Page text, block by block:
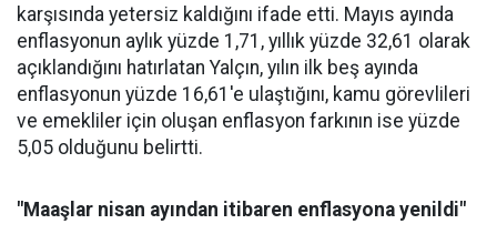
karşısında yetersiz kaldığını ifade etti. Mayıs ayında
enflasyonun aylık yüzde 1,71, yıllık yüzde 32,61 olarak
açıklandığını hatırlatan Yalçın, yılın ilk beş ayında
enflasyonun yüzde 16,61'e ulaştığını, kamu görevlileri
ve emekliler için oluşan enflasyon farkının ise yüzde
5,05 olduğunu belirtti.
"Maaşlar nisan ayından itibaren enflasyona yenildi"